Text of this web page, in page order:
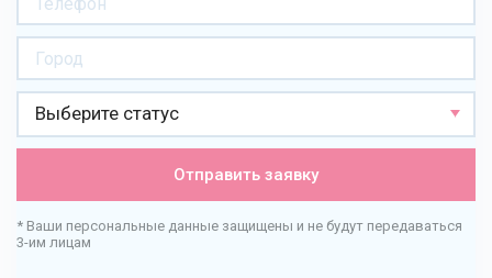
Выберите статус
Отправить заявку
* Ваши персональные данные защищены и не будут передаваться
3-им лицам